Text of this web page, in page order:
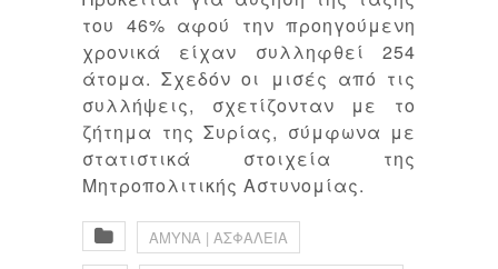
του 46% αφού την προηγούμενη
χρονικά είχαν συλληφθεί 254
άτομα. Σχεδόν οι μισές από τις
συλλήψεις, σχετίζονταν με το
ζήτημα της Συρίας, σύμφωνα με
στατιστικά στοιχεία της
Μητροπολιτικής Αστυνομίας.
ΑΜΥΝΑ | ΑΣΦΑΛΕΙΑ